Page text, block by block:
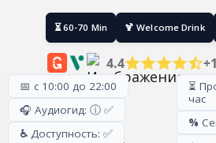
⏳ 60-70 Min 🍹 Welcome Drink
4.4
📅 с 10:00 до 22:00
🎧 Аудиогид: ⓘ ✅
♿ Доступность: ✅
⏳
час
%